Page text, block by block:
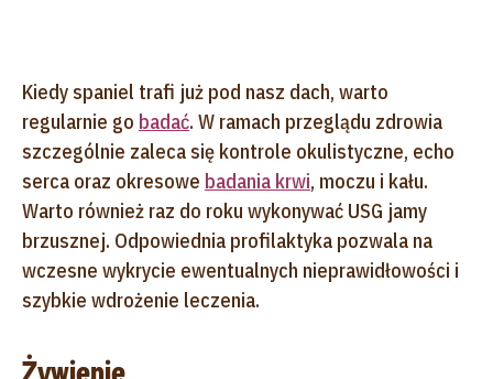
Kiedy spaniel trafi już pod nasz dach, warto
regularnie go badać. W ramach przeglądu zdrowia
szczególnie zaleca się kontrole okulistyczne, echo
serca oraz okresowe badania krwi, moczu i kału.
Warto również raz do roku wykonywać USG jamy
brzusznej. Odpowiednia profilaktyka pozwala na
wczesne wykrycie ewentualnych nieprawidłowości i
szybkie wdrożenie leczenia.